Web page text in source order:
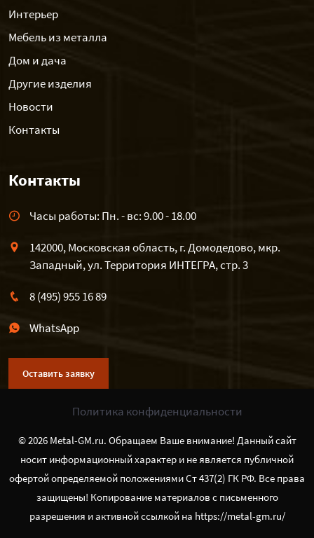
Интерьер
Мебель из металла
Дом и дача
Другие изделия
Новости
Контакты
Контакты
Часы работы: Пн. - вс: 9.00 - 18.00
142000, Московская область, г. Домодедово, мкр.
Западный, ул. Территория ИНТЕГРА, стр. 3
8 (495) 955 16 89
WhatsApp
Оставить заявку
Политика конфиденциальности
© 2026 Metal-GM.ru. Обращаем Ваше внимание! Данный сайт
носит информационный характер и не является публичной
офертой определяемой положениями Ст 437(2) ГК РФ. Все права
защищены! Копирование материалов с письменного
разрешения и активной ссылкой на https://metal-gm.ru/